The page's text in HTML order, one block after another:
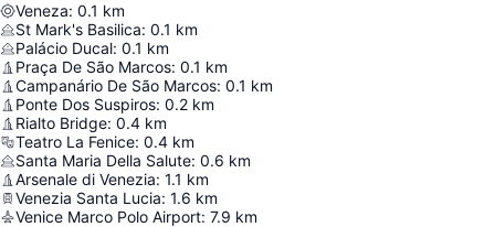
Veneza: 0.1 km
St Mark's Basilica: 0.1 km
Palácio Ducal: 0.1 km
Praça De São Marcos: 0.1 km
Campanário De São Marcos: 0.1 km
Ponte Dos Suspiros: 0.2 km
Rialto Bridge: 0.4 km
Teatro La Fenice: 0.4 km
Santa Maria Della Salute: 0.6 km
Arsenale di Venezia: 1.1 km
Venezia Santa Lucia: 1.6 km
Venice Marco Polo Airport: 7.9 km